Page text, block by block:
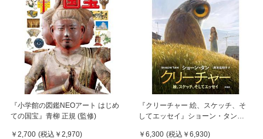
『小学館の図鑑NEOアート はじめ
ての国宝』青柳 正規 (監修)
￥2,700 (税込 ￥2,970)
『クリーチャー 絵、スケッチ、そ
してエッセイ』ショーン・タン
￥6,300 (税込 ￥6,930)